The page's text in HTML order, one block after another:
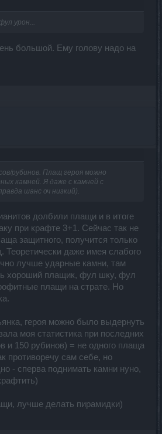
урон...
большой. Ему голову надо на
рубинов. Плащ героя можно
камней. Я даже с камней с
шанс оч низкий).
долбили плащи и в итоге
при крафте 3+1. Сейчас так не
защитного, получится только
Теоретически даже имея слабого
лучше ударные камни, там
хороший плащик, фул шку, фул
плащи на страте. Но
героя можно было выдернуть
моя статистика при последних
и 150 рубинов) = не одного плаща
противоречу сам себе, но
- сперва поднимать камни нуно,
лучше делать пирамидки)